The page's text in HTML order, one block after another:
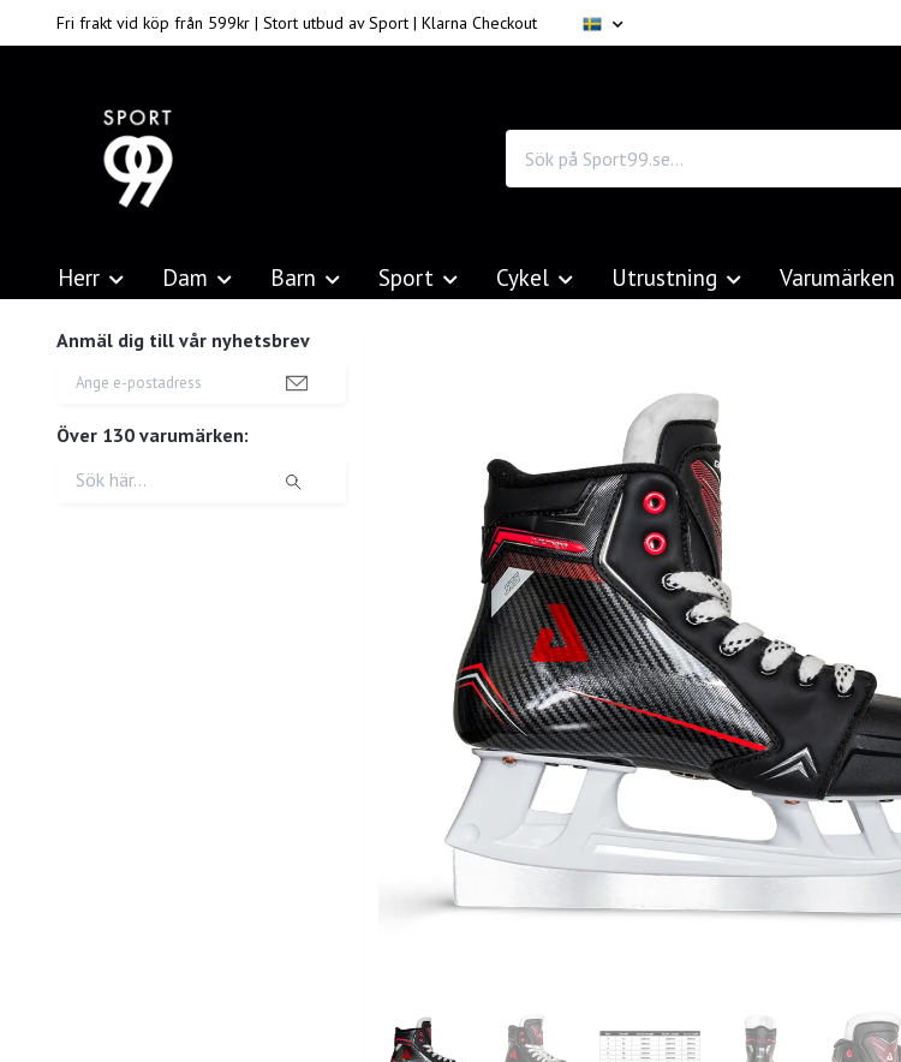
Fri frakt vid köp från 599kr | Stort utbud av Sport | Klarna Checkout
Herr Dam Barn Sport Cykel Utrustning Varumärken
Anmäl dig till vår nyhetsbrev
Över 130 varumärken: